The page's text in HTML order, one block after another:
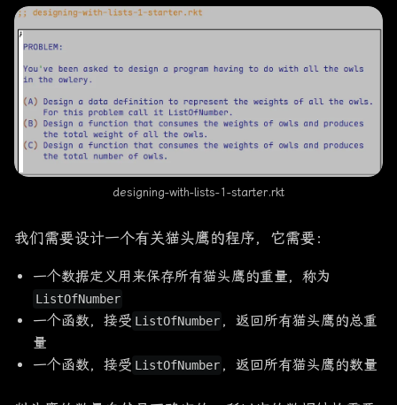
designing-with-lists-1-starter.rkt
我们需要设计一个有关猫头鹰的程序，它需要：
一个数据定义用来保存所有猫头鹰的重量，称为
ListOfNumber
一个函数，接受 ListOfNumber ，返回所有猫头鹰的总重
量
一个函数，接受 ListOfNumber ，返回所有猫头鹰的数量